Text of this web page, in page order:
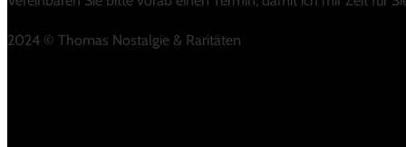
2024 © Thomas Nostalgie & Raritäten